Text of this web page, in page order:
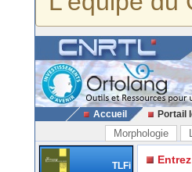
Accueil Portail
Morphologie
TLFi